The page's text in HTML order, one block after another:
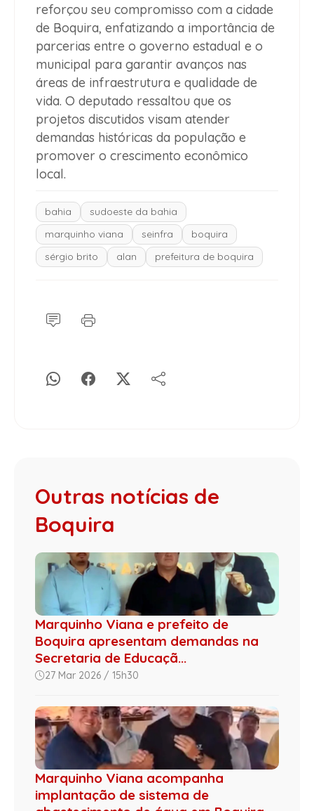
reforçou seu compromisso com a cidade
de Boquira, enfatizando a importância de
parcerias entre o governo estadual e o
municipal para garantir avanços nas
áreas de infraestrutura e qualidade de
vida. O deputado ressaltou que os
projetos discutidos visam atender
demandas históricas da população e
promover o crescimento econômico
local.
bahia
sudoeste da bahia
marquinho viana
seinfra
boquira
sérgio brito
alan prefeitura de boquira
Outras notícias de
Boquira
Marquinho Viana e prefeito de
Boquira apresentam demandas na
Secretaria de Educaçã...
27 Mar 2026 / 15h30
Marquinho Viana acompanha
implantação de sistema de